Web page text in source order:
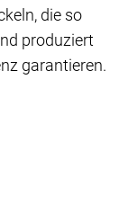
die so
produziert
garantieren.